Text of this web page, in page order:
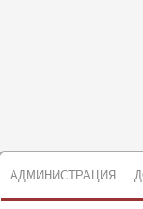
АДМИНИСТРАЦИЯ